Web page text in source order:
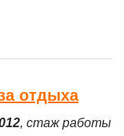
отдыха
, стаж работы